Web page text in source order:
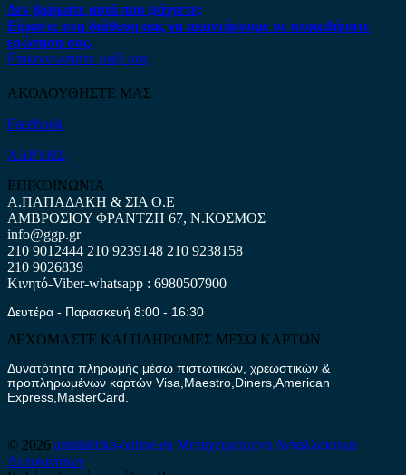
Δεν βρήκατε αυτό που ψάχνετε;
Είμαστε στη διάθεση σας να απαντήσουμε σε οποιαδήποτε
ερώτηση σας.
Επικοινωνήστε μαζί μας
ΑΚΟΛΟΥΘΗΣΤΕ ΜΑΣ
Facebook
ΧΑΡΤΗΣ
ΕΠΙΚΟΙΝΩΝΙΑ
Α.ΠΑΠΑΔΑΚΗ & ΣΙΑ Ο.Ε
ΑΜΒΡΟΣΙΟΥ ΦΡΑΝΤΖΗ 67, Ν.ΚΟΣΜΟΣ
info@ggp.gr
210 9012444 210 9239148 210 9238158
210 9026839
Κινητό-Viber-whatsapp : 6980507900
Δευτέρα - Παρασκευή 8:00 - 16:30
ΔΕΧΟΜΑΣΤΕ ΚΑΙ ΠΛΗΡΩΜΕΣ ΜΕΣΩ ΚΑΡΤΩΝ
Δυνατότητα πληρωμής μέσω πιστωτικών, χρεωστικών &
προπληρωμένων καρτών Visa,Maestro,Diners,American
Express,MasterCard.
© 2026 antalaktika-online.eu Μεταχειρισμένα Ανταλλακτικά
Αυτοκινήτων